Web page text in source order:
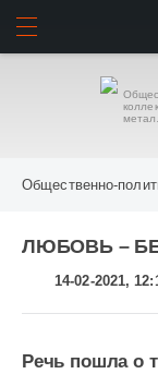
Общественно-
ЛЮБОВЬ –
14-02-2021,
Речь пошла о